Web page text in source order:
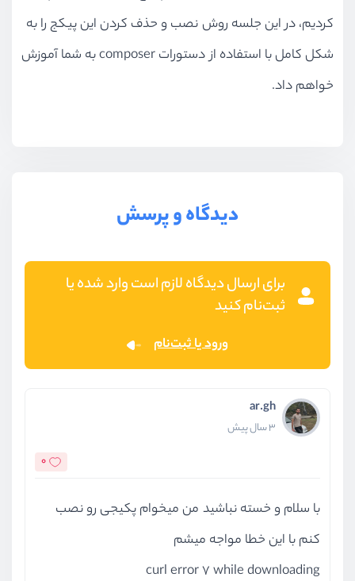
کردیم، در این جلسه روش نصب و حذف کردن این پیکج را به
شکل کامل با استفاده از دستورات composer به شما آموزش
خواهم داد.
دیدگاه و پرسش
برای ارسال دیدگاه لازم است وارد شده یا
ثبت‌نام کنید
ورود یا ثبت‌نام
ar.gh
3 سال پیش
0
با سلام و خسته نباشید من میخوام پکیجی رو نصب
کنم با این خطا مواجه میشم
curl error 7 while downloading